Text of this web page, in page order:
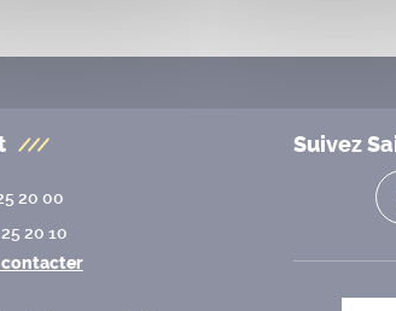
20 00
20 10
contacter
Suivez